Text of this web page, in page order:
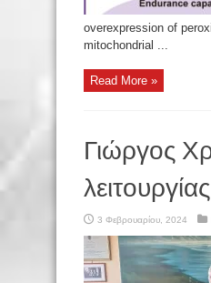
overexpression of
mitochondrial ...
Read More »
Γιώργος
3 Φεβρουαρίου, 2024